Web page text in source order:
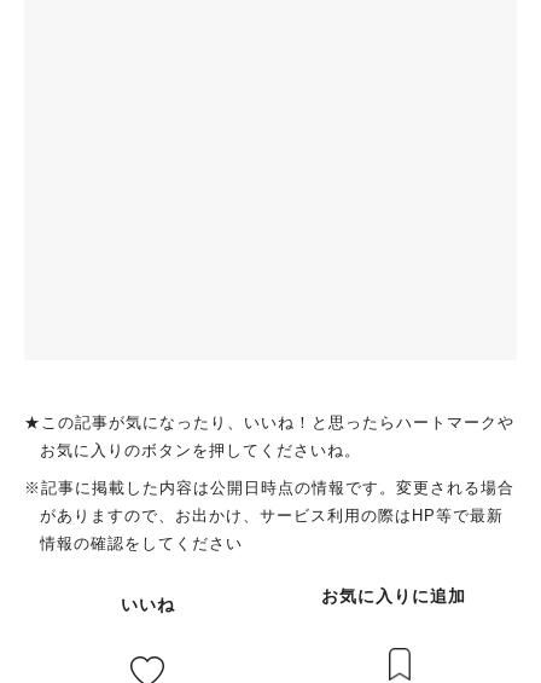
★この記事が気になったり、いいね！と思ったらハートマークや
お気に入りのボタンを押してくださいね。
※記事に掲載した内容は公開日時点の情報です。変更される場合
がありますので、お出かけ、サービス利用の際はHP等で最新
情報の確認をしてください
いいね お気に入りに追加